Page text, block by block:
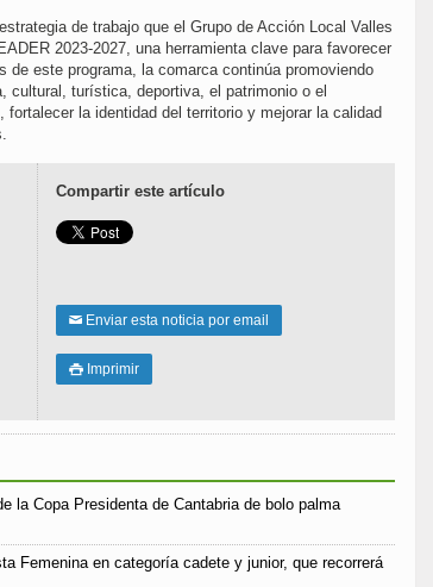
de trabajo que el Grupo de Acción Local Valles
2023-2027, una herramienta clave para favorecer
este programa, la comarca continúa promoviendo
cultural, turística, deportiva, el patrimonio o el
la identidad del territorio y mejorar la calidad
Compartir este artículo
✉ Enviar esta noticia por email
 Imprimir
la Copa Presidenta de Cantabria de bolo palma
Femenina en categoría cadete y junior, que recorrerá